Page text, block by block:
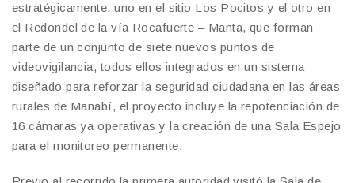
estratégicamente, uno en el sitio Los Pocitos y el otro en
el Redondel de la vía Rocafuerte – Manta, que forman
parte de un conjunto de siete nuevos puntos de
videovigilancia, todos ellos integrados en un sistema
diseñado para reforzar la seguridad ciudadana en las áreas
rurales de Manabí, el proyecto incluye la repotenciación de
16 cámaras ya operativas y la creación de una Sala Espejo
para el monitoreo permanente.